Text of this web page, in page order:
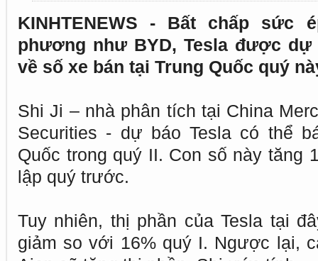
KINHTENEWS - Bất chấp
phương như BYD, Tesla được
về số xe bán tại Trung Quốc quý
Shi Ji – nhà phân tích tại China
Securities - dự báo Tesla có thể
Quốc trong quý II. Con số này tăng
lập quý trước.
Tuy nhiên, thị phần của Tesla tại
giảm so với 16% quý I. Ngược lại,